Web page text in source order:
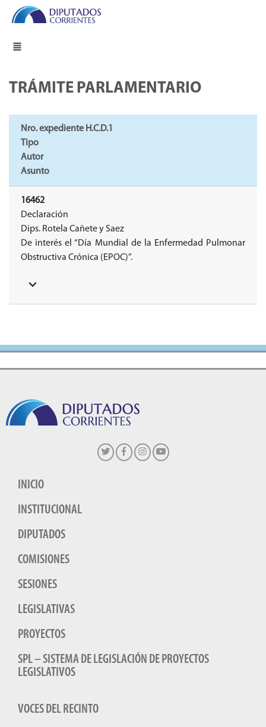
TRÁMITE PARLAMENTARIO
Nro. expediente H.C.D.1
Tipo
Autor
Asunto
16462
Declaración
Dips. Rotela Cañete y Saez
De interés el “Día Mundial de la Enfermedad Pulmonar
Obstructiva Crónica (EPOC)”.
INICIO
INSTITUCIONAL
DIPUTADOS
COMISIONES
SESIONES
LEGISLATIVAS
PROYECTOS
SPL – SISTEMA DE LEGISLACIÓN DE PROYECTOS
LEGISLATIVOS
VOCES DEL RECINTO